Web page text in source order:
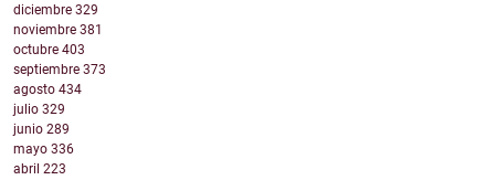
diciembre 329
noviembre 381
octubre 403
septiembre 373
agosto 434
julio 329
junio 289
mayo 336
abril 223